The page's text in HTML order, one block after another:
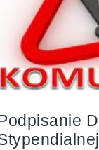
Podpisanie